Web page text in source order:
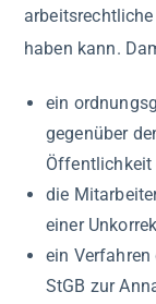
haben kann.
ein
gegenüber
Öffentlichkeit
die
einer
ein Verfahren
StGB zur